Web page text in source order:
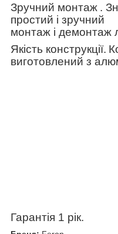
Зручний монтаж .
простий і зручний
монтаж і демонтаж
Якість конструкції.
виготовлений з
Гарантія 1 рік.